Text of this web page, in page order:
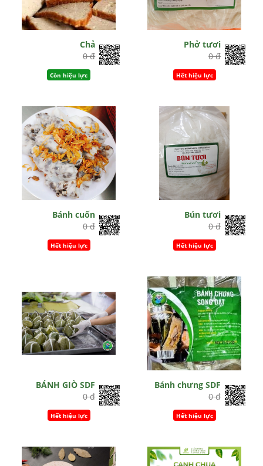
Chả
0 đ
Còn hiệu lực
Phở tươi
0 đ
Hết hiệu lực
Bánh cuốn
0 đ
Hết hiệu lực
Bún tươi
0 đ
Hết hiệu lực
BÁNH GIÒ SDF
0 đ
Hết hiệu lực
Bánh chưng SDF
0 đ
Hết hiệu lực